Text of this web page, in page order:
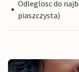
Odleglosc do
piaszczysta)